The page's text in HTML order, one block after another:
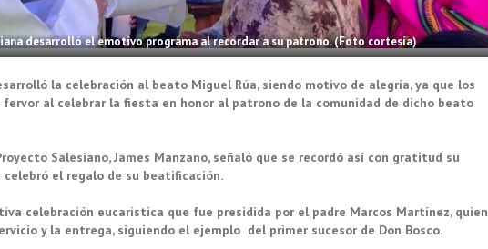
desarrolló el emotivo programa al recordar a su patrono. (Foto cortesía)
la celebración al beato Miguel Rúa, siendo motivo de alegría, ya que los
fervor al celebrar la fiesta en honor al patrono de la comunidad de dicho beato
Salesiano, James Manzano, señaló que se recordó así con gratitud su
celebró el regalo de su beatificación.
celebración eucarística que fue presidida por el padre Marcos Martínez, quien
y la entrega, siguiendo el ejemplo del primer sucesor de Don Bosco.